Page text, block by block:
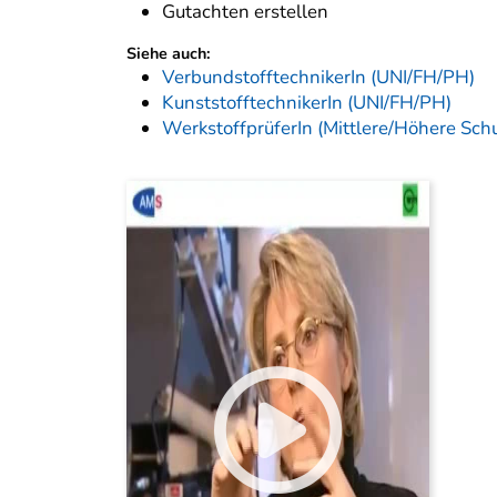
Gutachten erstellen
Siehe auch:
VerbundstofftechnikerIn (UNI/FH/PH)
KunststofftechnikerIn (UNI/FH/PH)
WerkstoffprüferIn (Mittlere/Höhere